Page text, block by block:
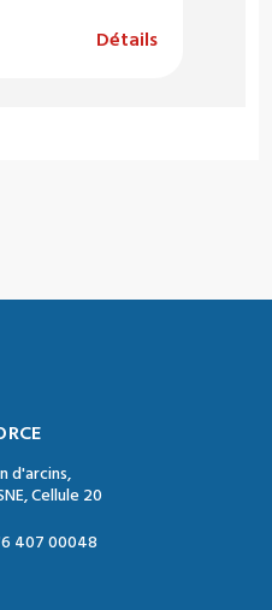
Détails
d'arcins,
Cellule 20
407 00048